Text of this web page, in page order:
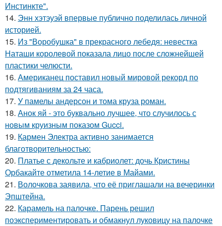
Инстинкте".
14. Энн хэтэуэй впервые публично поделилась личной
историей.
15. Из "Воробушка" в прекрасного лебедя: невестка
Наташи королевой показала лицо после сложнейшей
пластики челюсти.
16. Американец поставил новый мировой рекорд по
подтягиваниям за 24 часа.
17. У памелы андерсон и тома круза роман.
18. Анок яй - это буквально лучшее, что случилось с
новым круизным показом Gucci.
19. Кармен Электра активно занимается
благотворительностью:
20. Платье с декольте и кабриолет: дочь Кристины
Орбакайте отметила 14-летие в Майами.
21. Волочкова заявила, что её приглашали на вечеринки
Эпштейна.
22. Карамель на палочке. Парень решил
поэкспериментировать и обмакнул луковицу на палочке